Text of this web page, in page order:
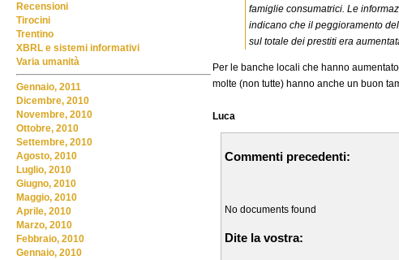
famiglie consumatrici. Le
indicano che il peggioramento
sul totale dei prestiti era
Per le banche locali che hanno
molte (non tutte) hanno anche un buon
Luca
Commenti precedenti:
No documents found
Dite la vostra:
Recensioni
Tirocini
Trentino
XBRL e sistemi informativi
Varia umanità
Gennaio, 2011
Dicembre, 2010
Novembre, 2010
Ottobre, 2010
Settembre, 2010
Agosto, 2010
Luglio, 2010
Giugno, 2010
Maggio, 2010
Aprile, 2010
Marzo, 2010
Febbraio, 2010
Gennaio, 2010